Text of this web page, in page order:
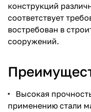
конструкций
соответствует
востребован в
сооружений.
Высокая
применению стали